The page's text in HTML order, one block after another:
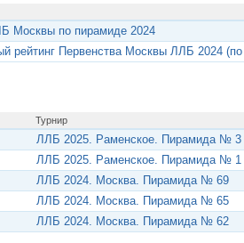
Москвы по пирамиде 2024
рейтинг Первенства Москвы ЛЛБ 2024
Турнир
ЛЛБ 2025. Раменское. Пирамида № 3
ЛЛБ 2025. Раменское. Пирамида № 1
ЛЛБ 2024. Москва. Пирамида № 69
ЛЛБ 2024. Москва. Пирамида № 65
ЛЛБ 2024. Москва. Пирамида № 62